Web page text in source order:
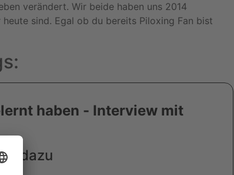
verändert. Wir beide haben uns 2014
sind. Egal ob du bereits Piloxing Fan bist